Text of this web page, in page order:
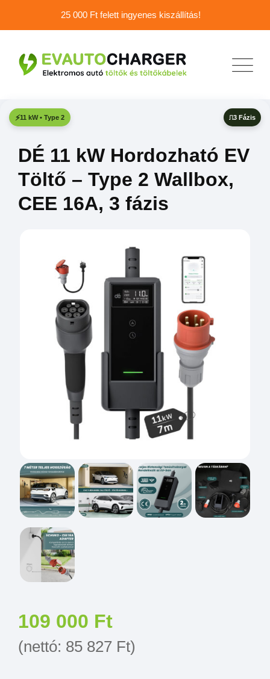
25 000 Ft felett ingyenes kiszállítás!
DÉ 11 kW Hordozható EV
Töltő – Type 2 Wallbox,
CEE 16A, 3 fázis
11 kW • Type 2 3 Fázis
109 000 Ft
(nettó: 85 827 Ft)